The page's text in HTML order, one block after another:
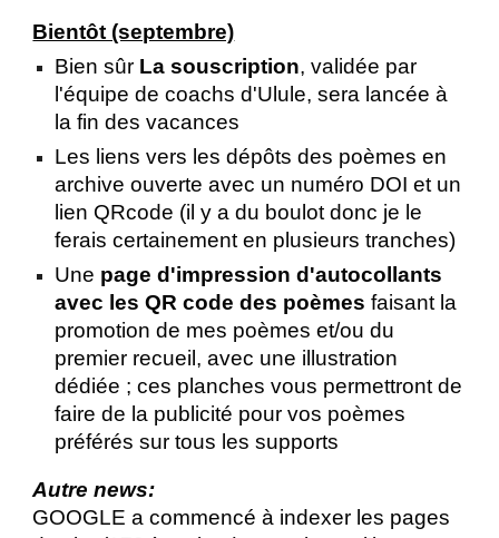
Bientôt (septembre)
Bien sûr La souscription, validée par
l'équipe de coachs d'Ulule, sera lancée à
la fin des vacances
Les liens vers les dépôts des poèmes en
archive ouverte avec un numéro DOI et un
lien QRcode (il y a du boulot donc je le
ferais certainement en plusieurs tranches)
Une page d'impression d'autocollants
avec les QR code des poèmesfaisant la
promotion de mes poèmes et/ou du
premier recueil, avec une illustration
dédiée ; ces planches vous permettront de
faire de la publicité pour vos poèmes
préférés sur tous les supports
Autre news:
GOOGLE a commencé à indexer les pages